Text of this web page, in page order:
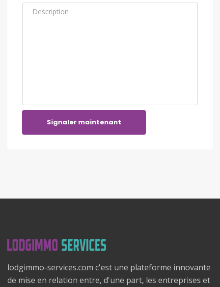
Signaler maintenant
lodgimmo-services.com c'est une plateforme innovante
de mise en relation entre, d'une part, les entreprises et